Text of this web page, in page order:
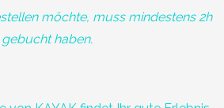
möchte, muss mindestens 2h
gebucht haben.